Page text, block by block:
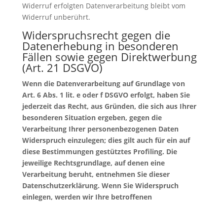
Widerruf erfolgten Datenverarbeitung bleibt vom
Widerruf unberührt.
Widerspruchsrecht gegen die
Datenerhebung in besonderen
Fällen sowie gegen Direktwerbung
(Art. 21 DSGVO)
Wenn die Datenverarbeitung auf Grundlage von
Art. 6 Abs. 1 lit. e oder f DSGVO erfolgt, haben Sie
jederzeit das Recht, aus Gründen, die sich aus Ihrer
besonderen Situation ergeben, gegen die
Verarbeitung Ihrer personenbezogenen Daten
Widerspruch einzulegen; dies gilt auch für ein auf
diese Bestimmungen gestütztes Profiling. Die
jeweilige Rechtsgrundlage, auf denen eine
Verarbeitung beruht, entnehmen Sie dieser
Datenschutzerklärung. Wenn Sie Widerspruch
einlegen, werden wir Ihre betroffenen